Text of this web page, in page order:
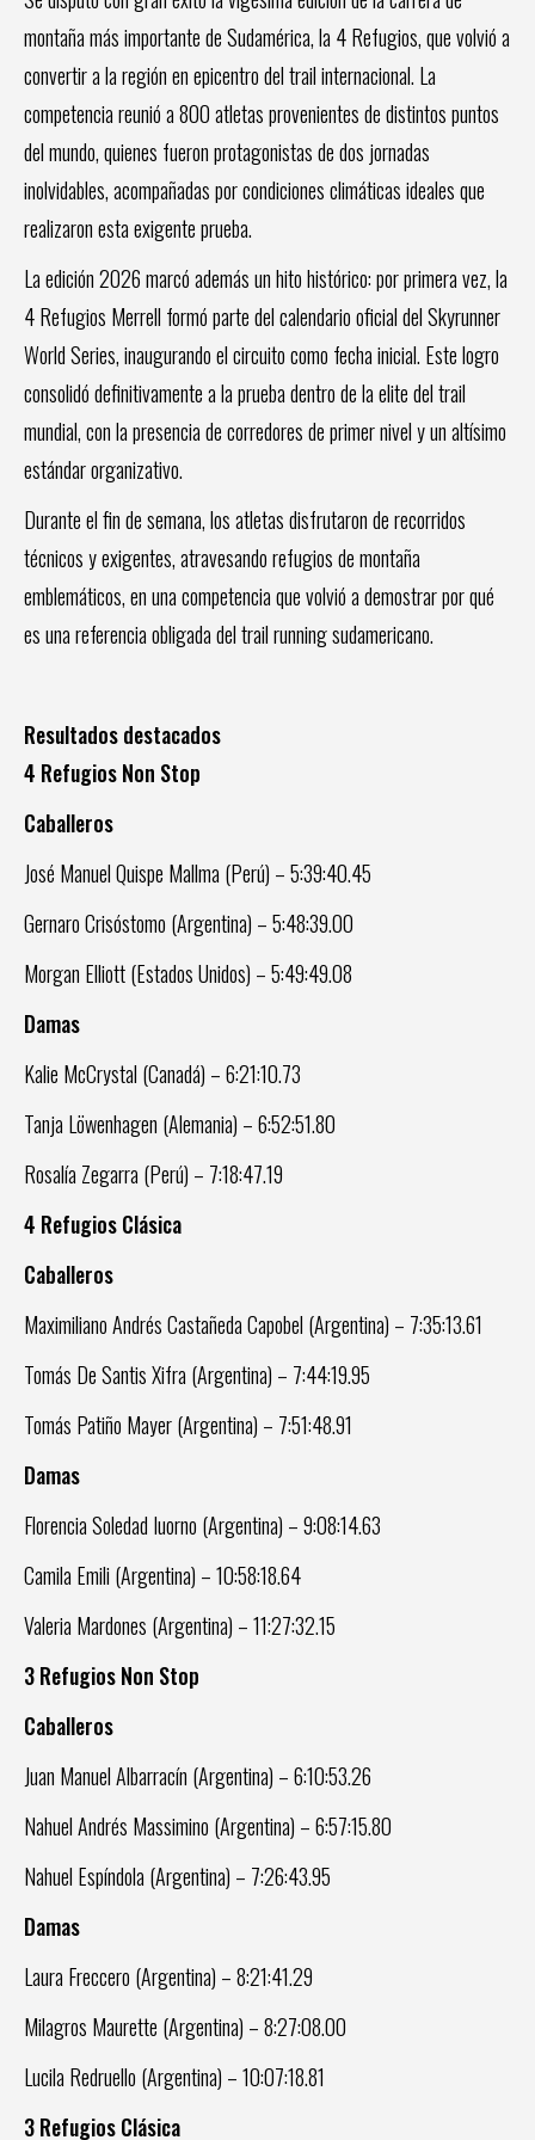
montaña más importante de Sudamérica, la 4 Refugios, que volvió a
convertir a la región en epicentro del trail internacional. La
competencia reunió a 800 atletas provenientes de distintos puntos
del mundo, quienes fueron protagonistas de dos jornadas
inolvidables, acompañadas por condiciones climáticas ideales que
realizaron esta exigente prueba.
La edición 2026 marcó además un hito histórico: por primera vez, la
4 Refugios Merrell formó parte del calendario oficial del Skyrunner
World Series, inaugurando el circuito como fecha inicial. Este logro
consolidó definitivamente a la prueba dentro de la elite del trail
mundial, con la presencia de corredores de primer nivel y un altísimo
estándar organizativo.
Durante el fin de semana, los atletas disfrutaron de recorridos
técnicos y exigentes, atravesando refugios de montaña
emblemáticos, en una competencia que volvió a demostrar por qué
es una referencia obligada del trail running sudamericano.
Resultados destacados
4 Refugios Non Stop
Caballeros
José Manuel Quispe Mallma (Perú) – 5:39:40.45
Gernaro Crisóstomo (Argentina) – 5:48:39.00
Morgan Elliott (Estados Unidos) – 5:49:49.08
Damas
Kalie McCrystal (Canadá) – 6:21:10.73
Tanja Löwenhagen (Alemania) – 6:52:51.80
Rosalía Zegarra (Perú) – 7:18:47.19
4 Refugios Clásica
Caballeros
Maximiliano Andrés Castañeda Capobel (Argentina) – 7:35:13.61
Tomás De Santis Xifra (Argentina) – 7:44:19.95
Tomás Patiño Mayer (Argentina) – 7:51:48.91
Damas
Florencia Soledad Iuorno (Argentina) – 9:08:14.63
Camila Emili (Argentina) – 10:58:18.64
Valeria Mardones (Argentina) – 11:27:32.15
3 Refugios Non Stop
Caballeros
Juan Manuel Albarracín (Argentina) – 6:10:53.26
Nahuel Andrés Massimino (Argentina) – 6:57:15.80
Nahuel Espíndola (Argentina) – 7:26:43.95
Damas
Laura Freccero (Argentina) – 8:21:41.29
Milagros Maurette (Argentina) – 8:27:08.00
Lucila Redruello (Argentina) – 10:07:18.81
3 Refugios Clásica